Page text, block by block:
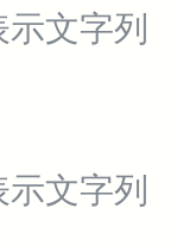
文字列
文字列